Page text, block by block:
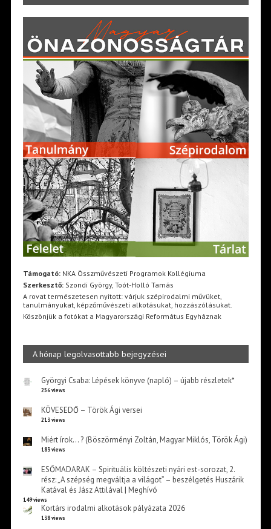
Támogató:NKA Összművészeti Programok Kollégiuma
Szerkesztő:Szondi György, Toót-Holló Tamás
A rovat természetesen nyitott: várjuk szépirodalmi művüket,
tanulmányukat, képzőművészeti alkotásukat, hozzászólásukat.
Köszönjük a fotókat a Magyarországi Református Egyháznak
A hónap legolvasottabb bejegyzései
Györgyi Csaba: Lépések könyve (napló) – újabb részletek*
256 views
KÖVESEDŐ – Török Ági versei
213 views
Miért írok… ? (Böszörményi Zoltán, Magyar Miklós, Török Ági)
183 views
ESŐMADARAK – Spirituális költészeti nyári est-sorozat, 2.
rész: „A szépség megváltja a világot” – beszélgetés Huszárik
Katával és Jász Attilával | Meghívó
149 views
Kortárs irodalmi alkotások pályázata 2026
138 views